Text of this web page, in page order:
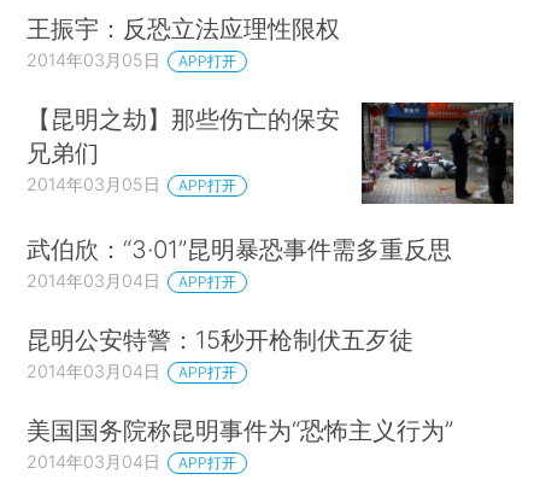
王振宇：反恐立法应理性限权
2014年03月05日 APP打开
【昆明之劫】那些伤亡的保安
兄弟们
2014年03月05日 APP打开
武伯欣：“3·01”昆明暴恐事件需多重反思
2014年03月04日 APP打开
昆明公安特警：15秒开枪制伏五歹徒
2014年03月04日 APP打开
美国国务院称昆明事件为“恐怖主义行为”
2014年03月04日 APP打开